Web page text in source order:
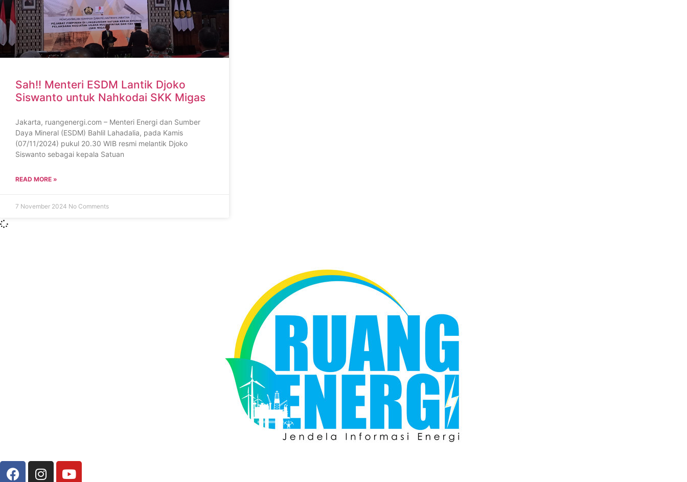
Sah!! Menteri ESDM Lantik Djoko
Siswanto untuk Nahkodai SKK Migas
Jakarta, ruangenergi.com – Menteri Energi dan Sumber
Daya Mineral (ESDM) Bahlil Lahadalia, pada Kamis
(07/11/2024) pukul 20.30 WIB resmi melantik Djoko
Siswanto sebagai kepala Satuan
READ MORE »
7 November 2024 No Comments